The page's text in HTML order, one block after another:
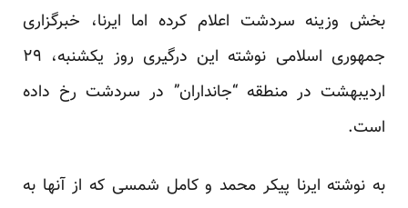
بخش وزینه سردشت اعلام کرده اما ایرنا، خبرگزاری
جمهوری اسلامی نوشته این درگیری روز یکشنبه، ۲۹
اردیبهشت در منطقه “جانداران” در سردشت رخ داده
است.
به نوشته ایرنا پیکر محمد و کامل شمسی که از آنها به